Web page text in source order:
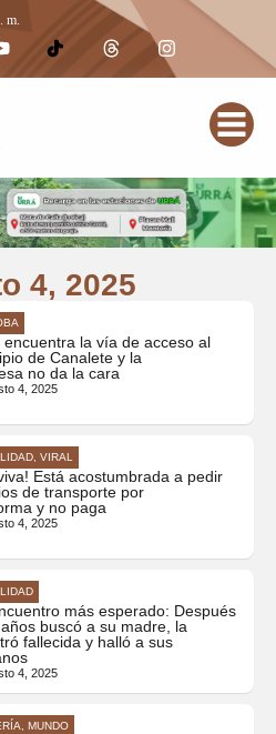
m.
4, 2025
encuentra la vía de acceso al
de Canalete y la
no da la cara
4, 2025
VIRAL
Está acostumbrada a pedir
de transporte por
y no paga
4, 2025
más esperado: Después
buscó a su madre, la
fallecida y halló a sus
4, 2025
MUNDO